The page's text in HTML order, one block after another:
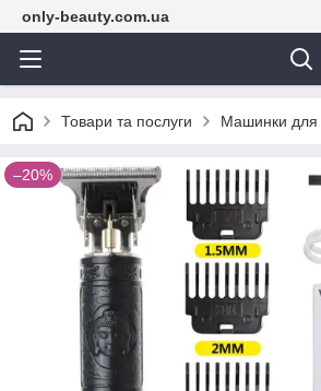
only-beauty.com.ua
Товари та послуги Машинки для
–20%